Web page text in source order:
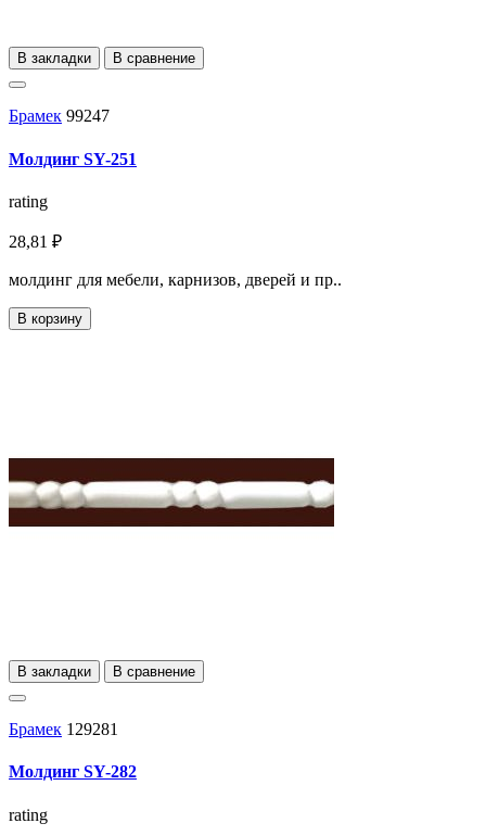
В закладки В сравнение
Брамек 99247
Молдинг SY-251
rating
28,81 ₽
молдинг для мебели, карнизов, дверей и пр..
В корзину
В закладки В сравнение
Брамек 129281
Молдинг SY-282
rating